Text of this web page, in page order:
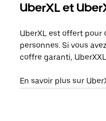
UberXL et
UberXL est offert pour
personnes. Si vous
coffre garanti,
En savoir plus sur